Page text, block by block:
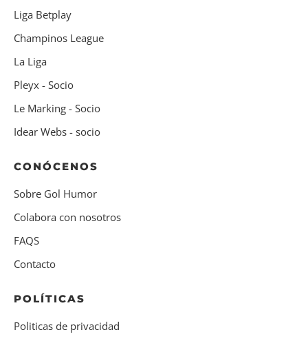
Liga Betplay
Champinos League
La Liga
Pleyx - Socio
Le Marking - Socio
Idear Webs - socio
CONÓCENOS
Sobre Gol Humor
Colabora con nosotros
FAQS
Contacto
POLÍTICAS
Politicas de privacidad